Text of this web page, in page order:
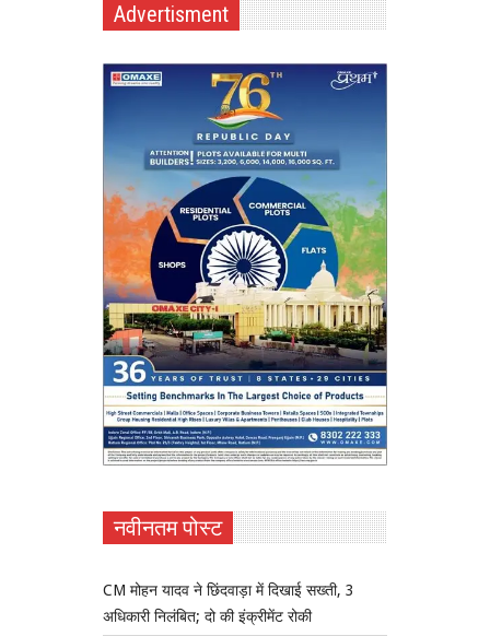
Advertisment
नवीनतम पोस्ट
CM मोहन यादव ने छिंदवाड़ा में दिखाई सख्ती, 3
अधिकारी निलंबित; दो की इंक्रीमेंट रोकी